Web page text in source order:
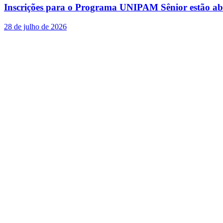
Inscrições para o Programa UNIPAM Sênior estão
28 de julho de 2026